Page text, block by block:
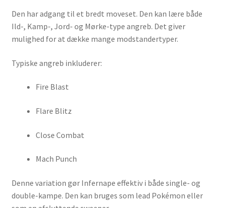
Den har adgang til et bredt moveset. Den kan lære både
Ild-, Kamp-, Jord- og Mørke-type angreb. Det giver
mulighed for at dække mange modstandertyper.
Typiske angreb inkluderer:
Fire Blast
Flare Blitz
Close Combat
Mach Punch
Denne variation gør Infernape effektiv i både single- og
double-kampe. Den kan bruges som lead Pokémon eller